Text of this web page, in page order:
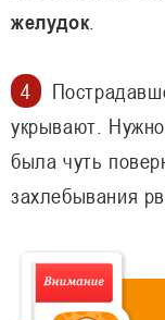
желудок
укрывают.
была чуть
захлебывания